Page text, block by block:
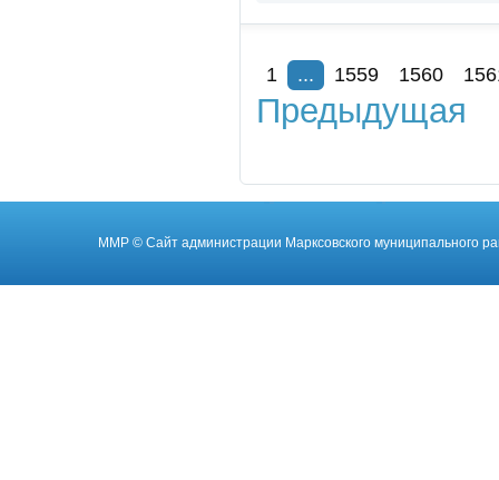
1 ... 1559 1560
Предыдущая
ММР © Cайт администрации Марксовского муниципального